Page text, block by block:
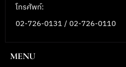
โทรศัพท์:
02-726-0131 / 02-726-0110
MENU